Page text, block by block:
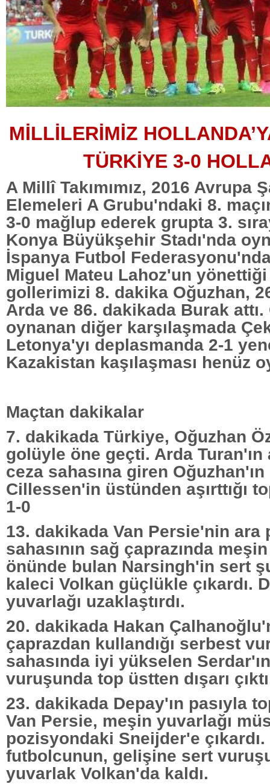
MİLLİLERİMİZ
TÜRKİYE 3-0
A Millî Takımımız, 2016 Avrupa
Elemeleri A Grubu'ndaki 8.
3-0 mağlup ederek grupta 3.
Konya Büyükşehir Stadı'nda
İspanya Futbol
Miguel Mateu Lahoz'un
gollerimizi 8. dakika Oğuzhan,
Arda ve 86. dakikada Burak
oynanan diğer karşılaşmada
Letonya'yı deplasmanda 2-1
Kazakistan kaşılaşması henüz
Maçtan dakikalar
7. dakikada Türkiye, Oğuzhan
golüyle öne geçti. Arda Turan'ın
ceza sahasına giren
Cillessen'in üstünden aşırttığı
1-0
13. dakikada Van Persie'nin ara
sahasının sağ çaprazında
önünde bulan Narsingh'in sert
kaleci Volkan güçlükle çıkardı.
yuvarlağı uzaklaştırdı.
20. dakikada Hakan
çaprazdan kullandığı serbest
sahasında iyi yükselen
vuruşunda top üstten dışarı
23. dakikada Depay'ın pasıyla
Van Persie, meşin yuvarlağı
pozisyondaki Sneijder'e çıkardı.
futbolcunun, gelişine sert
yuvarlak Volkan'da kaldı.